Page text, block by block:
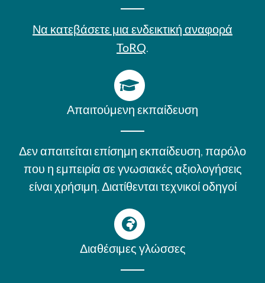
Να κατεβάσετε μια ενδεικτική αναφορά
ToRQ.
Απαιτούμενη εκπαίδευση
Δεν απαιτείται επίσημη εκπαίδευση, παρόλο
που η εμπειρία σε γνωσιακές αξιολογήσεις
είναι χρήσιμη. Διατίθενται τεχνικοί οδηγοί
Διαθέσιμες γλώσσες